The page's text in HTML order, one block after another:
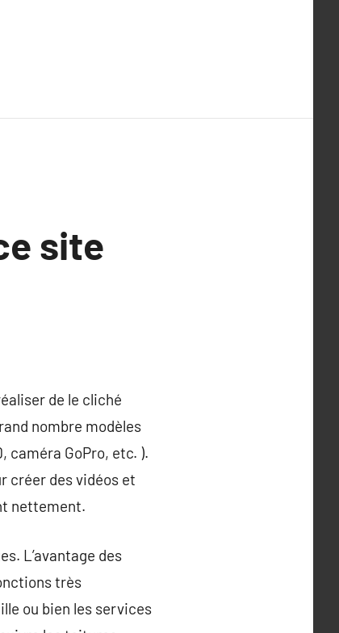
site
de le cliché
nombre modèles
caméra GoPro, etc. ).
créer des vidéos et
nettement.
L’avantage des
très
ou bien les services